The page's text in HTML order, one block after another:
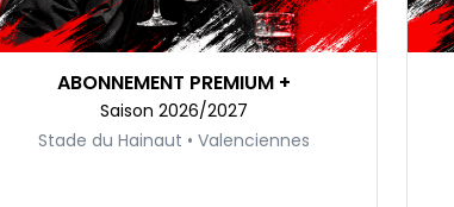
ABONNEMENT PREMIUM +
Saison 2026/2027
Stade du Hainaut • Valenciennes